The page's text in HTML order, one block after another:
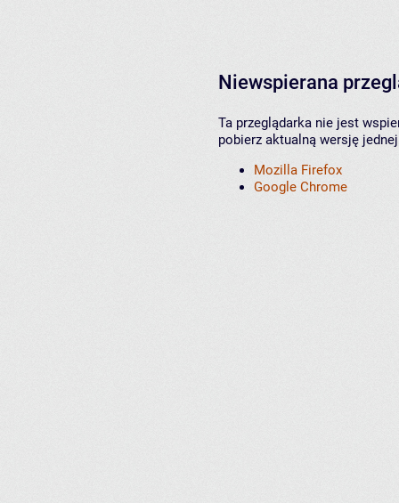
Niewspierana
Ta przeglądarka nie jest
pobierz aktualną wersję
Mozilla Firefox
Google Chrome